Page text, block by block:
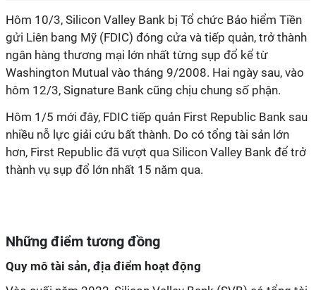
Hôm 10/3, Silicon Valley Bank bị Tổ chức Bảo hiểm Tiền
gửi Liên bang Mỹ (FDIC) đóng cửa và tiếp quản, trở thành
ngân hàng thương mại lớn nhất từng sụp đổ kể từ
Washington Mutual vào tháng 9/2008. Hai ngày sau, vào
hôm 12/3, Signature Bank cũng chịu chung số phận.
Hôm 1/5 mới đây, FDIC tiếp quản First Republic Bank sau
nhiều nỗ lực giải cứu bất thành. Do có tổng tài sản lớn
hơn, First Republic đã vượt qua Silicon Valley Bank để trở
thành vụ sụp đổ lớn nhất 15 năm qua.
Những điểm tương đồng
Quy mô tài sản, địa điểm hoạt động